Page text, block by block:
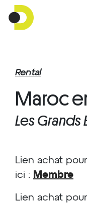
Maroc
Les Grands
Rental
Lien achat
ici : Membre
Lien achat